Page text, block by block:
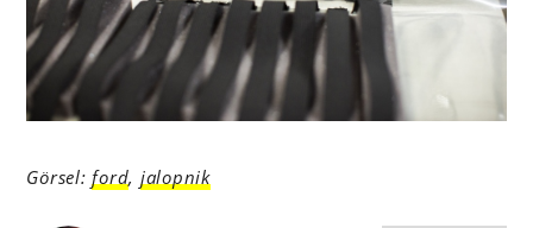
Görsel:ford, jalopnik